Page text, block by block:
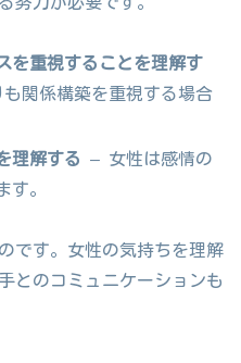
を重視することを理解す
関係構築を重視する場合
理解する
– 女性は感情の
す。
です。女性の気持ちを理解
とのコミュニケーションも